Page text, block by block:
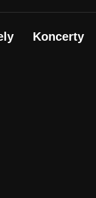
Koncerty